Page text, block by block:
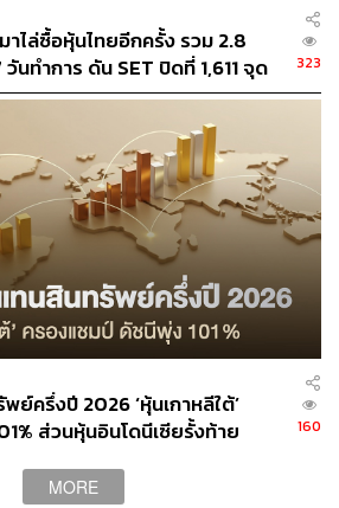
ไล่ซื้อหุ้นไทยอีกครั้ง รวม 2.8
นทำการ ดัน SET ปิดที่ 1,611 จุด
323
ครึ่งปี 2026 ‘หุ้นเกาหลีใต้’
ส่วนหุ้นอินโดนีเซียรั้งท้าย
160
MORE